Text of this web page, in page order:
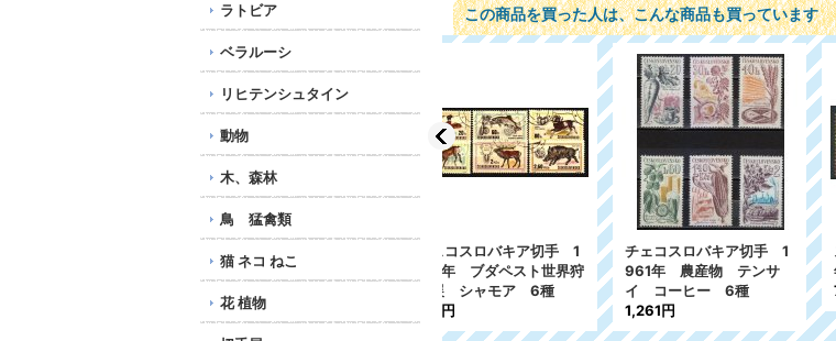
ラトビア
ベラルーシ
リヒテンシュタイン
動物
木、森林
鳥 猛禽類
猫 ネコ ねこ
花 植物
この商品を買った人は、こんな商品も買っています
年 クリスマス 1種
チェコスロバキア切手 1
967年 切手の日 1種
244円
チェコスロバキア切手 19
80年 グラフィック ア
ート 動物 5種
731円